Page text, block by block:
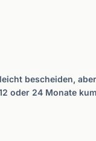
bescheiden,
oder 24 Monate